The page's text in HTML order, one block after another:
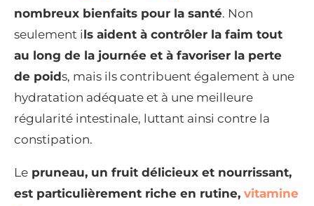
nombreux bienfaits pour la santé. Non
seulement ils aident à contrôler la faim tout
au long de la journée et à favoriser la perte
de poids, mais ils contribuent également à une
hydratation adéquate et à une meilleure
régularité intestinale, luttant ainsi contre la
constipation.
Le pruneau, un fruit délicieux et nourrissant,
est particulièrement riche en rutine, vitamine